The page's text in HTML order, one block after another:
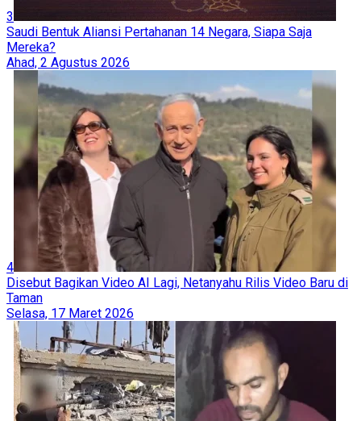
3
Saudi Bentuk Aliansi Pertahanan 14 Negara, Siapa Saja
Mereka?
Ahad, 2 Agustus 2026
4
Disebut Bagikan Video AI Lagi, Netanyahu Rilis Video Baru di
Taman
Selasa, 17 Maret 2026